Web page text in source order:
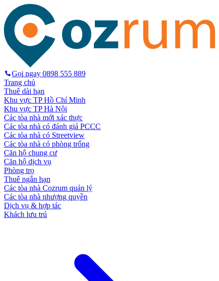
Gọi ngay 0898 555 889
Trang chủ
Thuê dài hạn
Khu vực TP Hồ Chí Minh
Khu vực TP Hà Nội
Các tòa nhà mới xác thực
Các tòa nhà có đánh giá PCCC
Các tòa nhà có Streetview
Các tòa nhà có phòng trống
Căn hộ chung cư
Căn hộ dịch vụ
Phòng trọ
Thuê ngắn hạn
Các tòa nhà Cozrum quản lý
Các tòa nhà nhượng quyền
Dịch vụ & hợp tác
Khách lưu trú